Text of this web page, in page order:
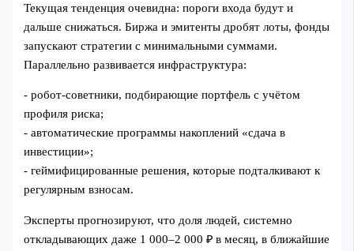
Текущая тенденция очевидна: пороги входа будут и
дальше снижаться. Биржа и эмитенты дробят лоты, фонды
запускают стратегии с минимальными суммами.
Параллельно развивается инфраструктура:
- робот‑советники, подбирающие портфель с учётом
профиля риска;
- автоматические программы накоплений «сдача в
инвестиции»;
- геймифицированные решения, которые подталкивают к
регулярным взносам.
Эксперты прогнозируют, что доля людей, системно
откладывающих даже 1 000–2 000 ₽ в месяц, в ближайшие